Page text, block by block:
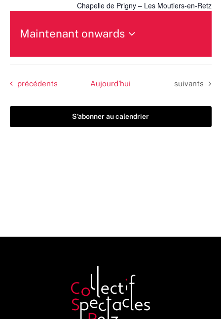
Chapelle de Prigny – Les Moutiers-en-Retz
Maintenant onwards
une
date.
Évènements
précédents Aujourd’hui Évènements
suivants
S’abonner au calendrier